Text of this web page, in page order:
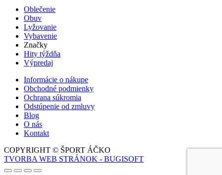
Oblečenie
Obuv
Lyžovanie
Vybavenie
Značky
Hity týždňa
Výpredaj
Informácie o nákupe
Obchodné podmienky
Ochrana súkromia
Odstúpenie od zmluvy
Blog
O nás
Kontakt
COPYRIGHT © ŠPORT ÁČKO
TVORBA WEB STRÁNOK - BUGISOFT